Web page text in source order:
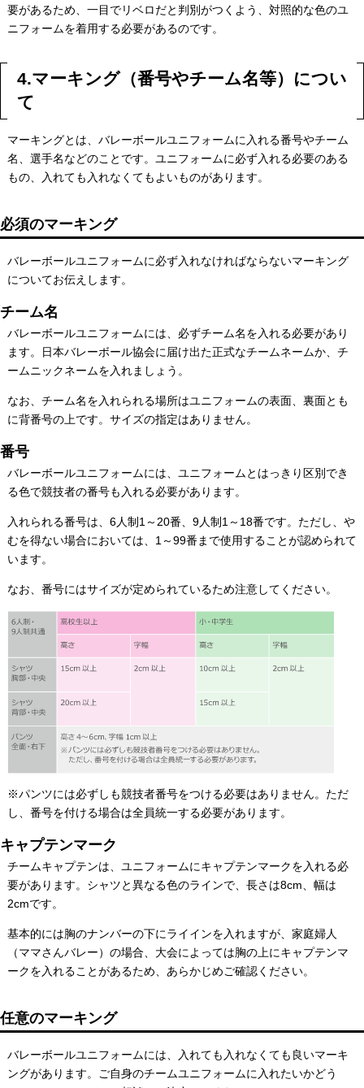
要があるため、一目でリベロだと判別がつくよう、対照的な色のユ
ニフォームを着用する必要があるのです。
4.マーキング（番号やチーム名等）につい
て
マーキングとは、バレーボールユニフォームに入れる番号やチーム
名、選手名などのことです。ユニフォームに必ず入れる必要のある
もの、入れても入れなくてもよいものがあります。
必須のマーキング
バレーボールユニフォームに必ず入れなければならないマーキング
についてお伝えします。
チーム名
バレーボールユニフォームには、必ずチーム名を入れる必要があり
ます。日本バレーボール協会に届け出た正式なチームネームか、チ
ームニックネームを入れましょう。
なお、チーム名を入れられる場所はユニフォームの表面、裏面とも
に背番号の上です。サイズの指定はありません。
番号
バレーボールユニフォームには、ユニフォームとはっきり区別でき
る色で競技者の番号も入れる必要があります。
入れられる番号は、6人制1～20番、9人制1～18番です。ただし、や
むを得ない場合においては、1～99番まで使用することが認められて
います。
なお、番号にはサイズが定められているため注意してください。
※パンツには必ずしも競技者番号をつける必要はありません。ただ
し、番号を付ける場合は全員統一する必要があります。
キャプテンマーク
チームキャプテンは、ユニフォームにキャプテンマークを入れる必
要があります。シャツと異なる色のラインで、長さは8cm、幅は
2cmです。
基本的には胸のナンバーの下にライインを入れますが、家庭婦人
（ママさんバレー）の場合、大会によっては胸の上にキャプテンマ
ークを入れることがあるため、あらかじめご確認ください。
任意のマーキング
バレーボールユニフォームには、入れても入れなくても良いマーキ
ングがあります。ご自身のチームユニフォームに入れたいかどう